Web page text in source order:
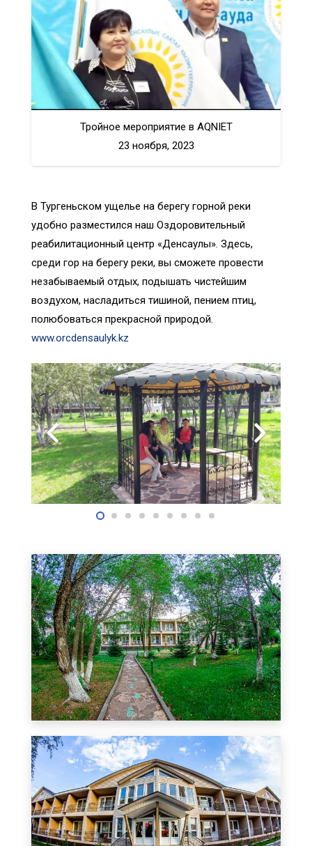
Тройное мероприятие в AQNIET
23 ноября, 2023
В Тургеньском ущелье на берегу горной реки
удобно разместился наш Оздоровительный
реабилитационный центр «Денсаулық». Здесь,
среди гор на берегу реки, вы сможете провести
незабываемый отдых, подышать чистейшим
воздухом, насладиться тишиной, пением птиц,
полюбоваться прекрасной природой.
www.orcdensaulyk.kz